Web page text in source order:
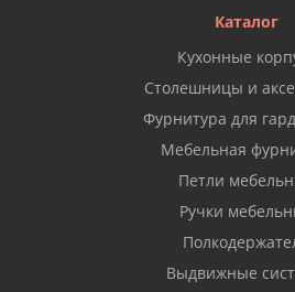
Каталог
Кухонные
Столешницы и
Фурнитура для
Мебельная
Петли
Ручки
Выдвижные